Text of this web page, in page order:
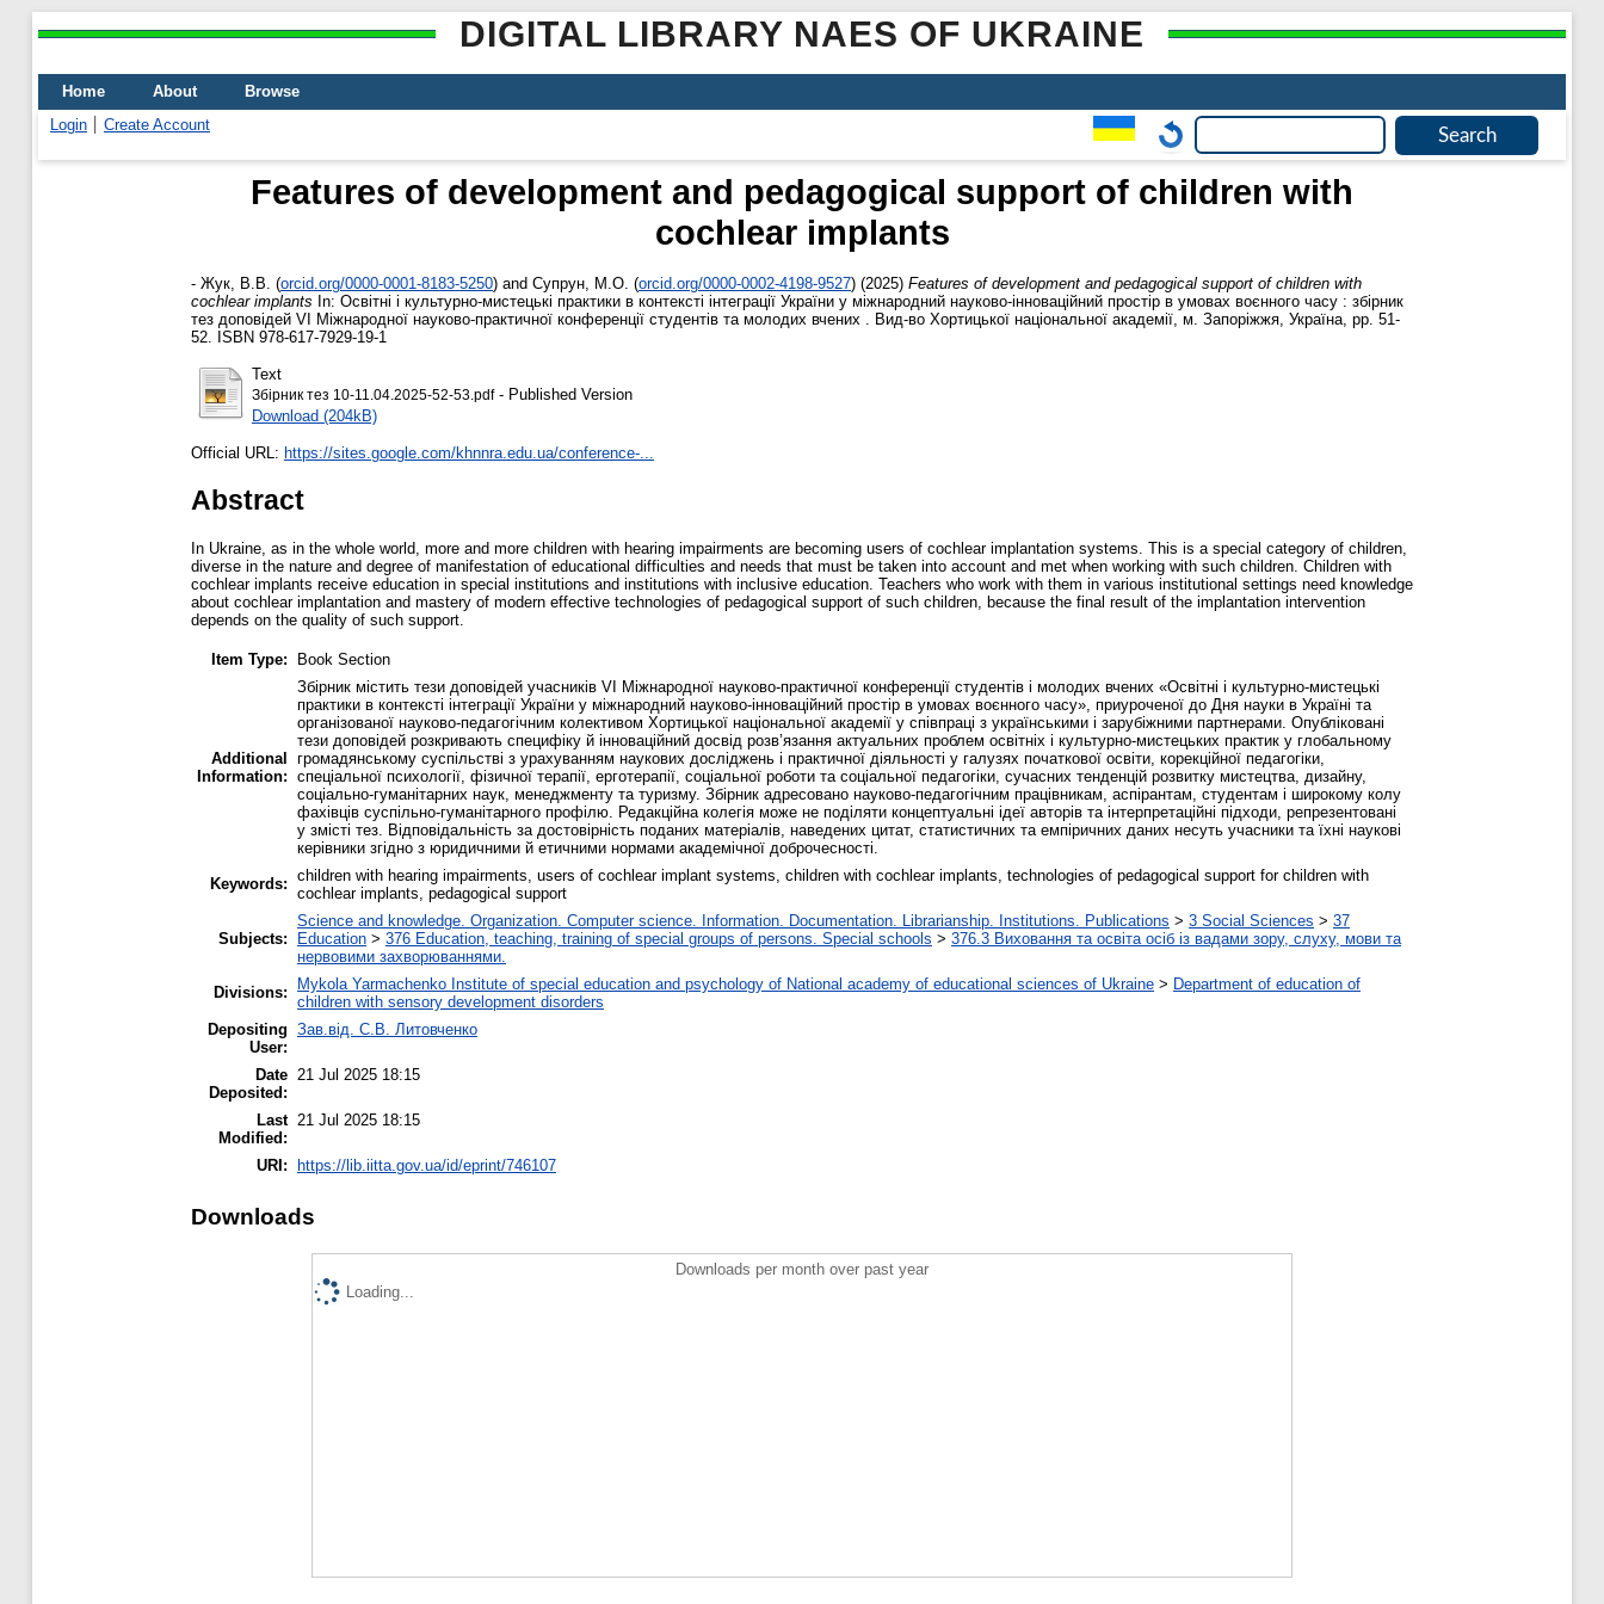
DIGITAL LIBRARY NAES OF UKRAINE
Home About
Browse
Login
Create Account
Features of development and pedagogical support of children with
cochlear implants
- Жук, В.В. (orcid.org/0000-0001-8183-5250) and Супрун, М.О. (orcid.org/0000-0002-4198-9527) (2025) Features of development and pedagogical support of children with
cochlear implants In: Освітні і культурно-мистецькі практики в контексті інтеграції України у міжнародний науково-інноваційний простір в умовах воєнного часу : збірник
тез доповідей VІ Міжнародної науково-практичної конференції студентів та молодих вчених . Вид-во Хортицької національної академії, м. Запоріжжя, Україна, pp. 51-
52. ISBN 978-617-7929-19-1
Text
Збірник тез 10-11.04.2025-52-53.pdf- Published Version
Download (204kB)
Official URL: https://sites.google.com/khnnra.edu.ua/conference-...
Abstract
In Ukraine, as in the whole world, more and more children with hearing impairments are becoming users of cochlear implantation systems. This is a special category of children,
diverse in the nature and degree of manifestation of educational difficulties and needs that must be taken into account and met when working with such children. Children with
cochlear implants receive education in special institutions and institutions with inclusive education. Teachers who work with them in various institutional settings need knowledge
about cochlear implantation and mastery of modern effective technologies of pedagogical support of such children, because the final result of the implantation intervention
depends on the quality of such support.
Item Type: Book Section
Additional
Information:
Збірник містить тези доповідей учасників VІ Міжнародної науково-практичної конференції студентів і молодих вчених «Освітні і культурно-мистецькі
практики в контексті інтеграції України у міжнародний науково-інноваційний простір в умовах воєнного часу», приуроченої до Дня науки в Україні та
організованої науково-педагогічним колективом Хортицької національної академії у співпраці з українськими і зарубіжними партнерами. Опубліковані
тези доповідей розкривають специфіку й інноваційний досвід розв’язання актуальних проблем освітніх і культурно-мистецьких практик у глобальному
громадянському суспільстві з урахуванням наукових досліджень і практичної діяльності у галузях початкової освіти, корекційної педагогіки,
спеціальної психології, фізичної терапії, ерготерапії, соціальної роботи та соціальної педагогіки, сучасних тенденцій розвитку мистецтва, дизайну,
соціально-гуманітарних наук, менеджменту та туризму. Збірник адресовано науково-педагогічним працівникам, аспірантам, студентам і широкому колу
фахівців суспільно-гуманітарного профілю. Редакційна колегія може не поділяти концептуальні ідеї авторів та інтерпретаційні підходи, репрезентовані
у змісті тез. Відповідальність за достовірність поданих матеріалів, наведених цитат, статистичних та емпіричних даних несуть учасники та їхні наукові
керівники згідно з юридичними й етичними нормами академічної доброчесності.
Keywords: children with hearing impairments, users of cochlear implant systems, children with cochlear implants, technologies of pedagogical support for children with
cochlear implants, pedagogical support
Subjects:
Science and knowledge. Organization. Computer science. Information. Documentation. Librarianship. Institutions. Publications > 3 Social Sciences > 37
Education > 376 Education, teaching, training of special groups of persons. Special schools > 376.3 Виховання та освіта осіб із вадами зору, слуху, мови та
нервовими захворюваннями.
Divisions:
Mykola Yarmachenko Institute of special education and psychology of National academy of educational sciences of Ukraine > Department of education of
children with sensory development disorders
Depositing
User:
Зав.від. С.В. Литовченко
Date
Deposited:
21 Jul 2025 18:15
Last
Modified:
21 Jul 2025 18:15
URI: https://lib.iitta.gov.ua/id/eprint/746107
Downloads
Downloads per month over past year
Loading...